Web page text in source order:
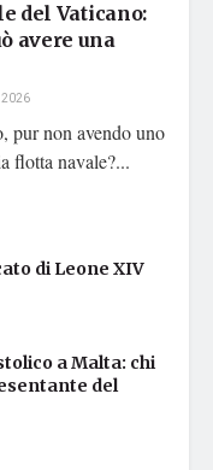
del Vaticano:
avere una
pur non avendo uno
flotta navale?...
di Leone XIV
a Malta: chi
del